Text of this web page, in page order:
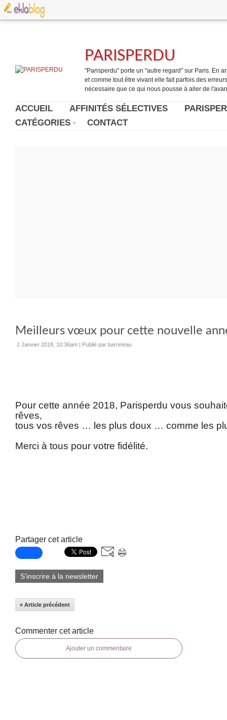
PARISPERDU
"Parisperdu" porte un "autre regard" sur Paris. En
et comme tout être vivant elle fait parfois des
nécessaire que ce qui nous pousse à aller de
ACCUEIL AFFINITÉS SÉLECTIVES
CATÉGORIES
CONTACT
Meilleurs vœux pour cette nouvelle
1 Janvier 2018, 10:36am | Publié par barreteau
Pour cette année 2018, Parisperdu vous
rêves,
tous vos rêves … les plus doux … comme les
Merci à tous pour votre fidélité.
Partager cet article
S'inscrire à la newsletter
« Article précédent
Commenter cet article
Ajouter un commentaire